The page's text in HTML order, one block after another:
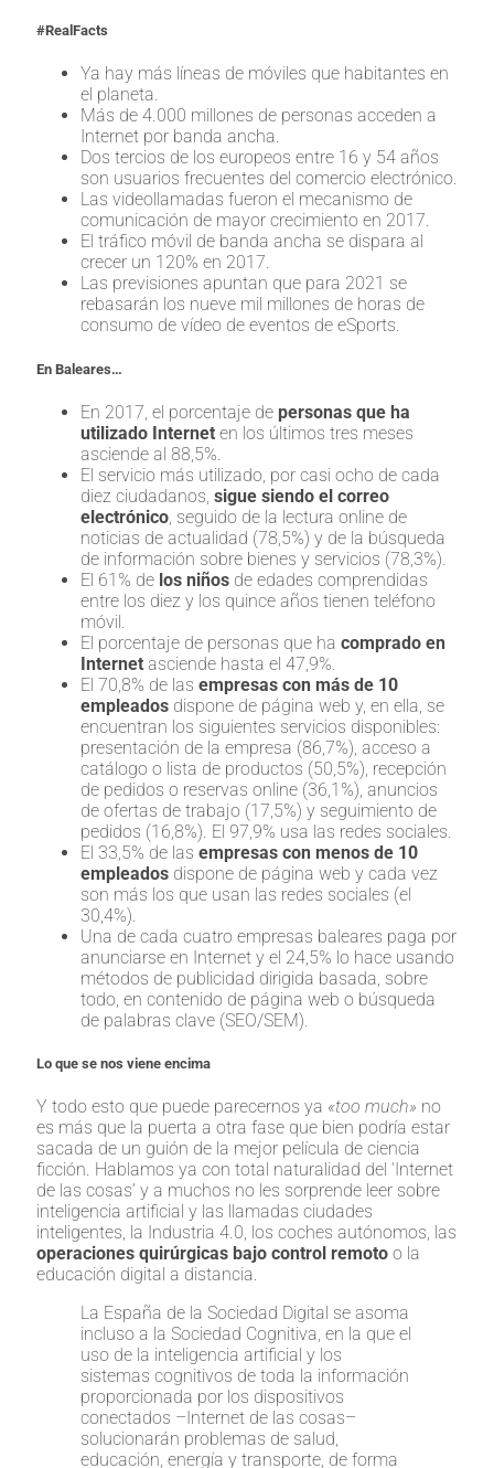
#RealFacts
Ya hay más líneas de móviles que habitantes en
el planeta.
Más de 4.000 millones de personas acceden a
Internet por banda ancha.
Dos tercios de los europeos entre 16 y 54 años
son usuarios frecuentes del comercio electrónico.
Las videollamadas fueron el mecanismo de
comunicación de mayor crecimiento en 2017.
El tráfico móvil de banda ancha se dispara al
crecer un 120% en 2017.
Las previsiones apuntan que para 2021 se
rebasarán los nueve mil millones de horas de
consumo de vídeo de eventos de eSports.
En Baleares…
En 2017, el porcentaje de personas que ha
utilizado Internet en los últimos tres meses
asciende al 88,5%.
El servicio más utilizado, por casi ocho de cada
diez ciudadanos, sigue siendo el correo
electrónico , seguido de la lectura online de
noticias de actualidad (78,5%) y de la búsqueda
de información sobre bienes y servicios (78,3%).
El 61% de los niños de edades comprendidas
entre los diez y los quince años tienen teléfono
móvil.
El porcentaje de personas que ha comprado en
Internet asciende hasta el 47,9%.
El 70,8% de las empresas con más de 10
empleados dispone de página web y, en ella, se
encuentran los siguientes servicios disponibles:
presentación de la empresa (86,7%), acceso a
catálogo o lista de productos (50,5%), recepción
de pedidos o reservas online (36,1%), anuncios
de ofertas de trabajo (17,5%) y seguimiento de
pedidos (16,8%). El 97,9% usa las redes sociales.
El 33,5% de las empresas con menos de 10
empleados dispone de página web y cada vez
son más los que usan las redes sociales (el
30,4%).
Una de cada cuatro empresas baleares paga por
anunciarse en Internet y el 24,5% lo hace usando
métodos de publicidad dirigida basada, sobre
todo, en contenido de página web o búsqueda
de palabras clave (SEO/SEM).
Lo que se nos viene encima
Y todo esto que puede parecernos ya «too much» no
es más que la puerta a otra fase que bien podría estar
sacada de un guión de la mejor película de ciencia
ficción. Hablamos ya con total naturalidad del ‘Internet
de las cosas’ y a muchos no les sorprende leer sobre
inteligencia artificial y las llamadas ciudades
inteligentes, la Industria 4.0, los coches autónomos, las
operaciones quirúrgicas bajo control remoto o la
educación digital a distancia.
La España de la Sociedad Digital se asoma
incluso a la Sociedad Cognitiva, en la que el
uso de la inteligencia artificial y los
sistemas cognitivos de toda la información
proporcionada por los dispositivos
conectados –Internet de las cosas–
solucionarán problemas de salud,
educación, energía y transporte, de forma